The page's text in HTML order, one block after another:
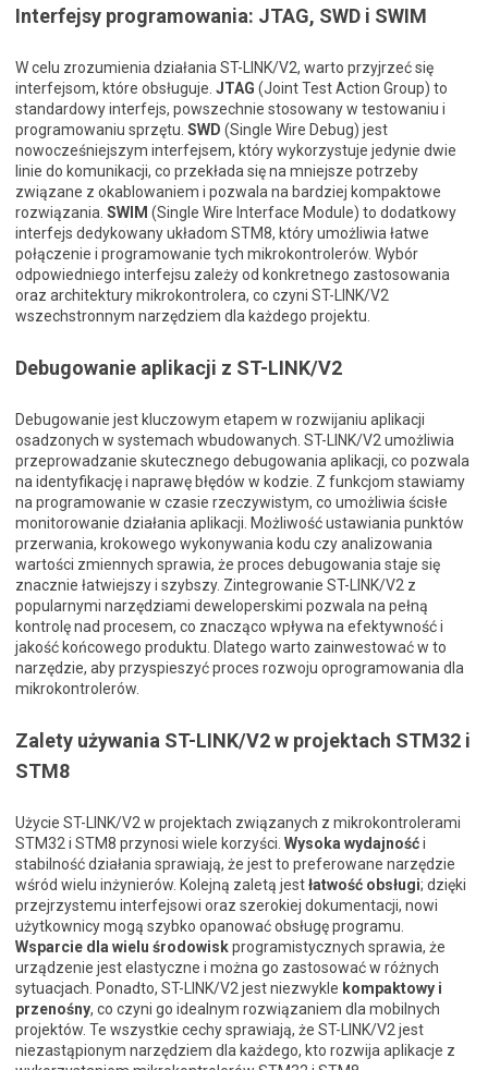
Interfejsy programowania: JTAG, SWD i SWIM
W celu zrozumienia działania ST-LINK/V2, warto przyjrzeć się
interfejsom, które obsługuje. JTAG (Joint Test Action Group) to
standardowy interfejs, powszechnie stosowany w testowaniu i
programowaniu sprzętu. SWD (Single Wire Debug) jest
nowocześniejszym interfejsem, który wykorzystuje jedynie dwie
linie do komunikacji, co przekłada się na mniejsze potrzeby
związane z okablowaniem i pozwala na bardziej kompaktowe
rozwiązania. SWIM (Single Wire Interface Module) to dodatkowy
interfejs dedykowany układom STM8, który umożliwia łatwe
połączenie i programowanie tych mikrokontrolerów. Wybór
odpowiedniego interfejsu zależy od konkretnego zastosowania
oraz architektury mikrokontrolera, co czyni ST-LINK/V2
wszechstronnym narzędziem dla każdego projektu.
Debugowanie aplikacji z ST-LINK/V2
Debugowanie jest kluczowym etapem w rozwijaniu aplikacji
osadzonych w systemach wbudowanych. ST-LINK/V2 umożliwia
przeprowadzanie skutecznego debugowania aplikacji, co pozwala
na identyfikację i naprawę błędów w kodzie. Z funkcjom stawiamy
na programowanie w czasie rzeczywistym, co umożliwia ścisłe
monitorowanie działania aplikacji. Możliwość ustawiania punktów
przerwania, krokowego wykonywania kodu czy analizowania
wartości zmiennych sprawia, że proces debugowania staje się
znacznie łatwiejszy i szybszy. Zintegrowanie ST-LINK/V2 z
popularnymi narzędziami deweloperskimi pozwala na pełną
kontrolę nad procesem, co znacząco wpływa na efektywność i
jakość końcowego produktu. Dlatego warto zainwestować w to
narzędzie, aby przyspieszyć proces rozwoju oprogramowania dla
mikrokontrolerów.
Zalety używania ST-LINK/V2 w projektach STM32 i
STM8
Użycie ST-LINK/V2 w projektach związanych z mikrokontrolerami
STM32 i STM8 przynosi wiele korzyści. Wysoka wydajnośći
stabilność działania sprawiają, że jest to preferowane narzędzie
wśród wielu inżynierów. Kolejną zaletą jestłatwość obsługi; dzięki
przejrzystemu interfejsowi oraz szerokiej dokumentacji, nowi
użytkownicy mogą szybko opanować obsługę programu.
Wsparcie dla wielu środowiskprogramistycznych sprawia, że
urządzenie jest elastyczne i można go zastosować w różnych
sytuacjach. Ponadto, ST-LINK/V2 jest niezwykle kompaktowy i
przenośny, co czyni go idealnym rozwiązaniem dla mobilnych
projektów. Te wszystkie cechy sprawiają, że ST-LINK/V2 jest
niezastąpionym narzędziem dla każdego, kto rozwija aplikacje z